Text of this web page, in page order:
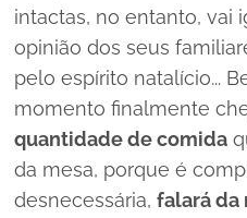
intactas, no entanto, vai
opinião dos seus
pelo espírito natalício...
momento finalmente
quantidade de comida
da mesa, porque é
desnecessária, falará da